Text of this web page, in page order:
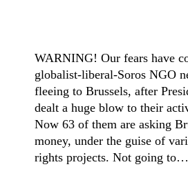
WARNING! Our fears have
globalist-liberal-Soros NGO
fleeing to Brussels, after
dealt a huge blow to their
Now 63 of them are asking
money, under the guise of
rights projects. Not going to…